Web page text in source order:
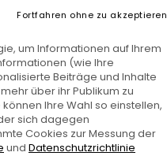
FarbeRed
um Informationen auf Ihrem
(wie Ihre
Beiträge und Inhalte
über ihr Publikum zu
Ihre Wahl so einstellen,
sich dagegen
Cookies zur Messung der
und Datenschutzrichtlinie
Fortfahren ohne zu akzeptieren